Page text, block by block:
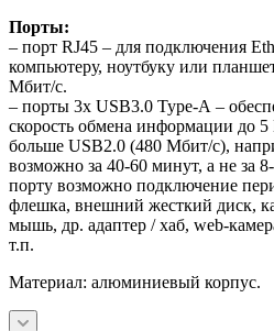
Порты:
– порт RJ45 – для подключения
компьютеру, ноутбуку или
Мбит/с.
– порты 3x USB3.0 Type-A –
скорость обмена информации до 5
больше USB2.0 (480 Мбит/с),
возможно за 40-60 минут, а не за
порту возможно подключение
флешка, внешний жесткий диск,
мышь, др. адаптер / хаб, web-
т.п.
Материал: алюминиевый корпус.